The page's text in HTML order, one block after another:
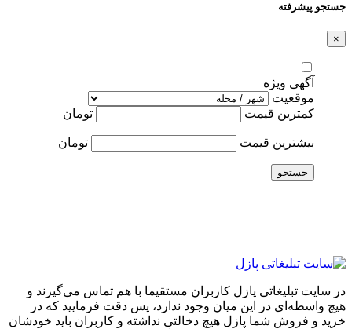
جستجو پیشرفته
×
آگهی ویژه
موقعیت
کمترین قیمت
تومان
بیشترین قیمت تومان
جستجو
در سایت تبلیغاتی پازل کاربران مستقیما با هم تماس می‌گیرند و
هیچ واسطه‌ای در این میان وجود ندارد، پس دقت فرمایید که در
خرید و فروشِ شما پازل هیچ دخالتی نداشته و کاربران باید خودشان